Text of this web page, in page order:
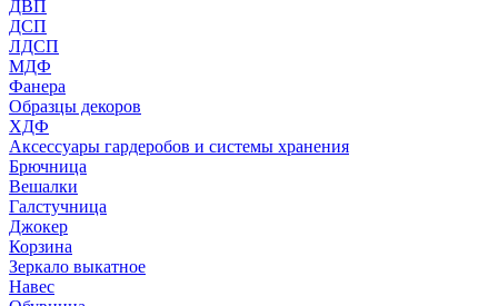
ДВП
ДСП
ЛДСП
МДФ
Фанера
Образцы декоров
ХДФ
Аксессуары гардеробов и системы хранения
Брючница
Вешалки
Галстучница
Джокер
Корзина
Зеркало выкатное
Навес